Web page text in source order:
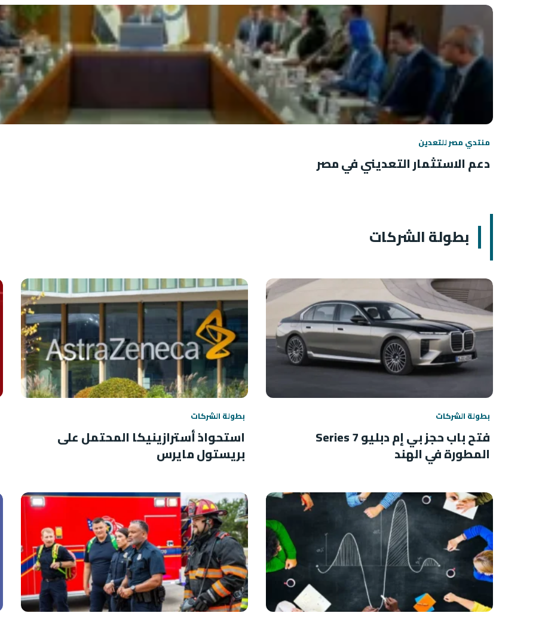
منتدي مصر للتعدين
دعم الاستثمار التعديني في مصر
بطولة الشركات
بطولة الشركات
فتح باب حجز بي إم دبليو 7 Series
المطورة في الهند
بطولة الشركات
استحواذ أسترازينيكا المحتمل على
بريستول مايرس